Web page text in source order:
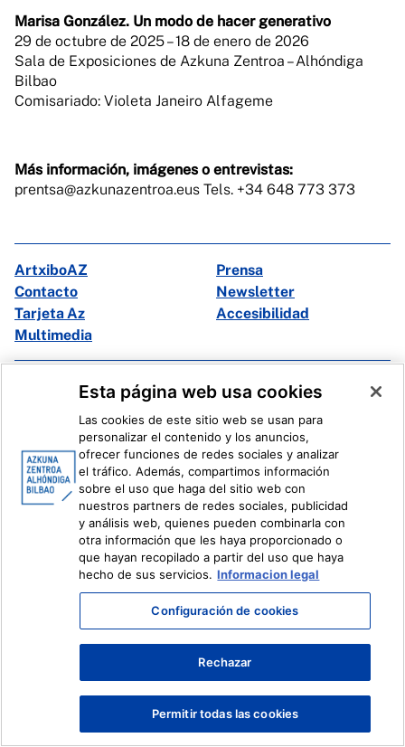
Marisa González. Un modo de hacer generativo
29 de octubre de 2025 – 18 de enero de 2026
Sala de Exposiciones de Azkuna Zentroa – Alhóndiga
Bilbao
Comisariado: Violeta Janeiro Alfageme
Más información, imágenes o entrevistas:
prentsa@azkunazentroa.eus Tels. +34 648 773 373
ArtxiboAZ
Prensa
Contacto
Newsletter
Tarjeta Az
Accesibilidad
Multimedia
Facebook
X
Ivoox
Información legal Sistema Interno de Información
Esta página web usa cookies
Las cookies de este sitio web se usan para
personalizar el contenido y los anuncios,
ofrecer funciones de redes sociales y analizar
el tráfico. Además, compartimos información
sobre el uso que haga del sitio web con
nuestros partners de redes sociales, publicidad
y análisis web, quienes pueden combinarla con
otra información que les haya proporcionado o
que hayan recopilado a partir del uso que haya
hecho de sus servicios. Informacion legal
Configuración de cookies
Rechazar
Permitir todas las cookies